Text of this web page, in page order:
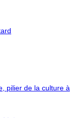
pilier de la culture à